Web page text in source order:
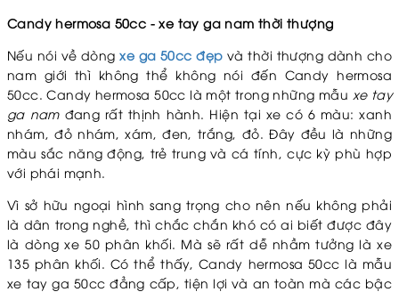
Candy hermosa 50cc - xe tay ga nam thời thượng
Nếu nói về dòngxe ga 50cc đẹp và thời thượng dành cho
nam giới thì không thể không nói đến Candy hermosa
50cc. Candy hermosa 50cc là một trong những mẫu xe tay
ga namđang rất thịnh hành. Hiện tại xe có 6 màu: xanh
nhám, đỏ nhám, xám, đen, trắng, đỏ. Đây đều là những
màu sắc năng động, trẻ trung và cá tính, cực kỳ phù hợp
với phái mạnh.
Vì sở hữu ngoại hình sang trọng cho nên nếu không phải
là dân trong nghề, thì chắc chắn khó có ai biết được đây
là dòng xe 50 phân khối. Mà sẽ rất dễ nhầm tưởng là xe
135 phân khối. Có thể thấy, Candy hermosa 50cc là mẫu
xe tay ga 50cc đẳng cấp, tiện lợi và an toàn mà các bậc